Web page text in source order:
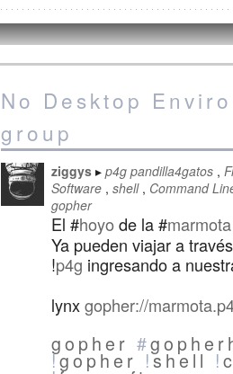
No Desktop
group
ziggys p4g pandilla4gatos
Software shell
Command
gopher
El #hoyode la #marmota
Ya pueden viajar a
!p4g ingresando a
lynxgopher://
gopher #
!gopher !shell !